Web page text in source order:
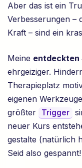
Aber das ist ein
Verbesserungen –
Kraft – sind ein
Meine entdeckten
ehrgeiziger.
Therapieplatz
eigenen
größter
Trigger
neuer Kurs
gestalte (natürlich
Seid also gespannt!